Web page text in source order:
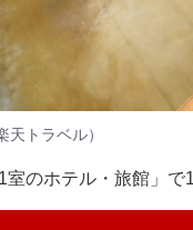
トラベル）
室のホテル・旅館」